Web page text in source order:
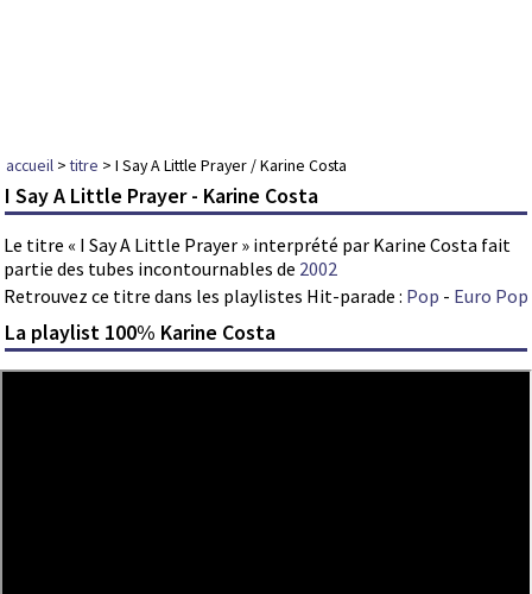
accueil >titre > I Say A Little Prayer / Karine Costa
I Say A Little Prayer - Karine Costa
Le titre « I Say A Little Prayer » interprété par Karine Costa fait
partie des tubes incontournables de 2002
Retrouvez ce titre dans les playlistes Hit-parade : Pop - Euro Pop
La playlist 100% Karine Costa